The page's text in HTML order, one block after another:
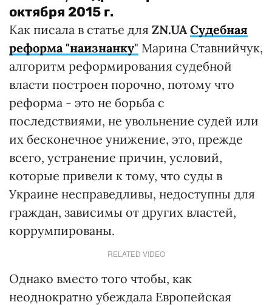
октября 2015 г.
Как писала в статье для ZN.UAСудебная
реформа "наизнанку" Марина Ставнийчук,
алгоритм реформирования судебной
власти построен порочно, потому что
реформа - это не борьба с
последствиями, не увольнение судей или
их бесконечное унижение, это, прежде
всего, устранение причин, условий,
которые привели к тому, что суды в
Украине несправедливы, недоступны для
граждан, зависимы от других властей,
коррумпированы.
RELATED VIDEO
Однако вместо того чтобы, как
неоднократно убеждала Европейская